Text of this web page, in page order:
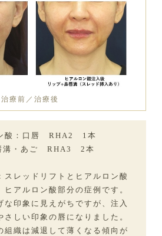
治療前／治療後
酸：口唇 RHA2 1本
溝・あご RHA3 2本
スレッドリフトとヒアルロン酸
ヒアルロン酸部分の症例です。
な印象に見えがちですが、注入
さしい印象の唇になりました。
組織は減退して薄くなる傾向が